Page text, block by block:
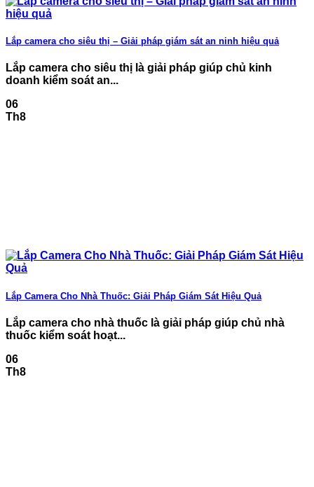
Lắp camera cho siêu thị – Giải pháp giám sát an ninh hiệu quả
Lắp camera cho siêu thị là giải pháp giúp chủ kinh
doanh kiểm soát an...
06
Th8
Lắp Camera Cho Nhà Thuốc: Giải Pháp Giám Sát Hiệu Quả
Lắp camera cho nhà thuốc là giải pháp giúp chủ nhà
thuốc kiểm soát hoạt...
06
Th8